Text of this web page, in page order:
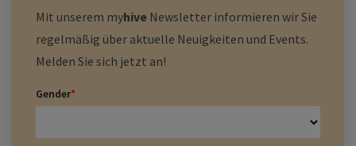
Mit unserem myhive Newsletter informieren wir Sie
regelmäßig über aktuelle Neuigkeiten und Events.
Melden Sie sich jetzt an!
Gender*